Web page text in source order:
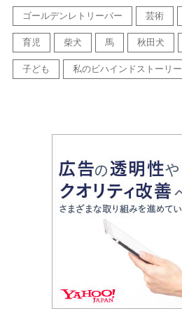
ゴールデンレトリーバー 芸術
育児 柴犬 馬 秋田犬
子ども 私のビハインドストーリー